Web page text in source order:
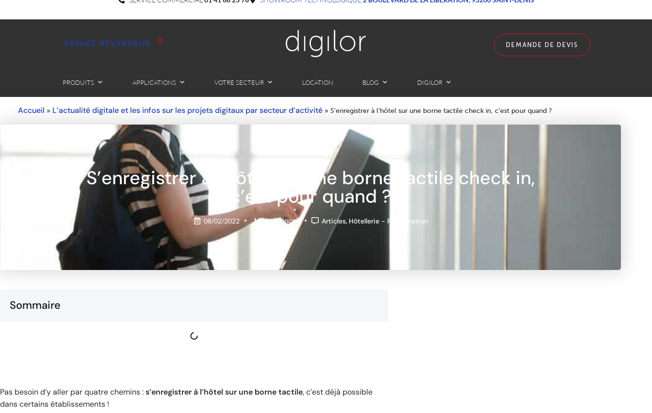
ESPACE REVENDEUR DEMANDE DE DEVIS
PRODUITS APPLICATIONS VOTRE SECTEUR LOCATION BLOG DIGILOR
Accueil » L’actualité digitale et les infos sur les projets digitaux par secteur d’activité » S’enregistrer à l’hôtel sur une borne tactile check in, c’est pour quand ?
S’enregistrer à l’hôtel sur une borne tactile check in,
c’est pour quand ?
08/02/2022 Marie Voinçon Articles, Hôtellerie - Restauration
Sommaire
Pas besoin d’y aller par quatre chemins :s’enregistrer à l’hôtel sur une borne tactile, c’est déjà possible
dans certains établissements !